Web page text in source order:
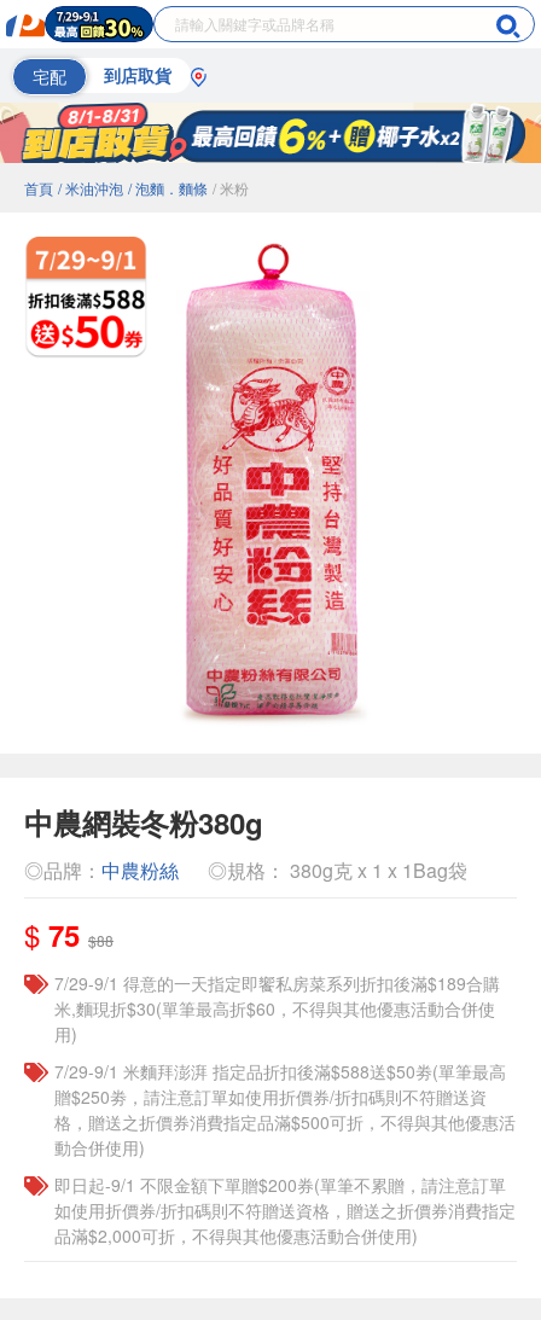
宅配 到店取貨
首頁 / 米油沖泡 / 泡麵．麵條 / 米粉
中農網裝冬粉380g
◎品牌： 中農粉絲 ◎規格： 380g克 x 1 x 1Bag袋
$ 75 $88
7/29-9/1 得意的一天指定即饗私房菜系列折扣後滿$189合購
米,麵現折$30(單筆最高折$60，不得與其他優惠活動合併使
用)
7/29-9/1 米麵拜澎湃 指定品折扣後滿$588送$50劵(單筆最高
贈$250劵，請注意訂單如使用折價券/折扣碼則不符贈送資
格，贈送之折價券消費指定品滿$500可折，不得與其他優惠活
動合併使用)
即日起-9/1 不限金額下單贈$200券(單筆不累贈，請注意訂單
如使用折價券/折扣碼則不符贈送資格，贈送之折價券消費指定
品滿$2,000可折，不得與其他優惠活動合併使用)